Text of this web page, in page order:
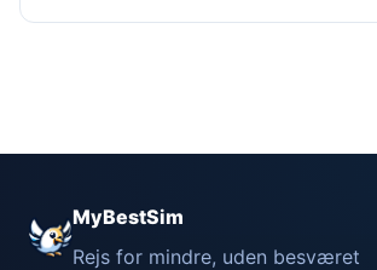
MyBestSim
Rejs for mindre, uden besværet